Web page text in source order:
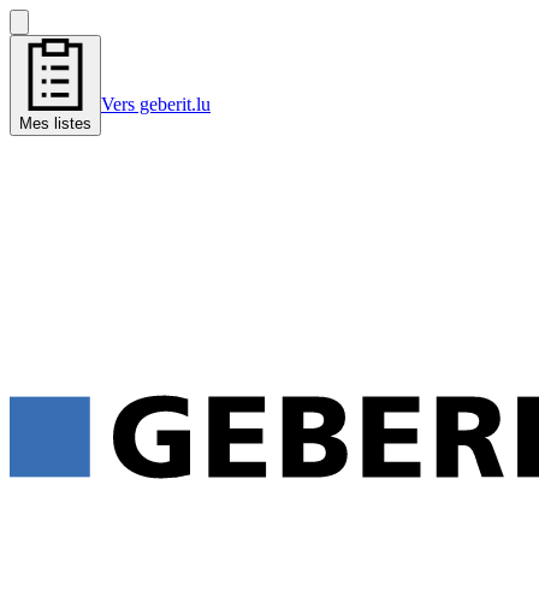
Mes listes
Vers geberit.lu